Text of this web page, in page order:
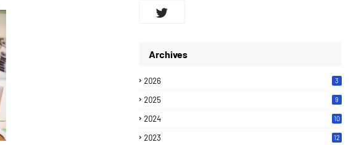
Archives
2026 3
2025 9
2024 10
2023 12